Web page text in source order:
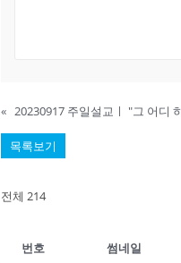
«
목록보기
전체 214
번호 썸네일